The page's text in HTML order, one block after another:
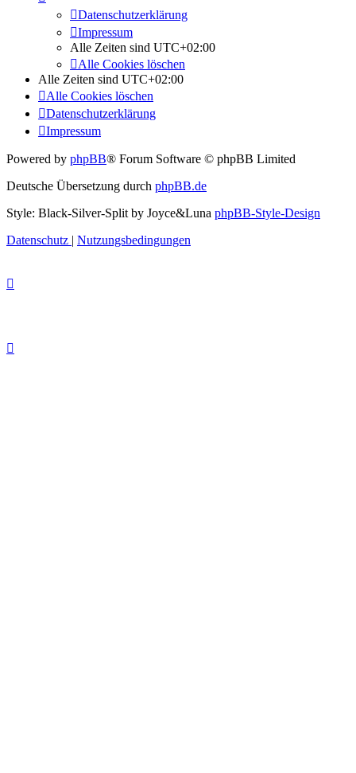
Datenschutzerklärung
Impressum
Alle Zeiten sind UTC+02:00
Alle Cookies löschen
Alle Zeiten sind UTC+02:00
Alle Cookies löschen
Datenschutzerklärung
Impressum
Powered by phpBB® Forum Software © phpBB Limited
Deutsche Übersetzung durch phpBB.de
Style: Black-Silver-Split by Joyce&Luna phpBB-Style-Design
Datenschutz | Nutzungsbedingungen